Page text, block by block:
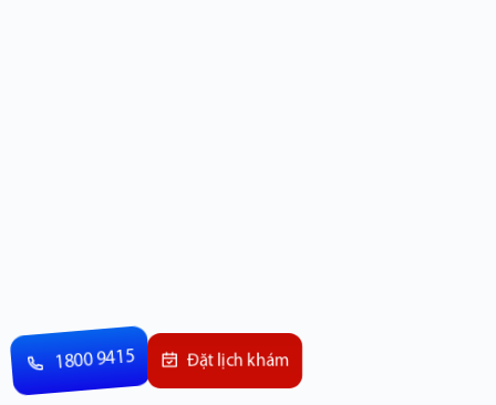
1800 9415 Đặt lịch khám